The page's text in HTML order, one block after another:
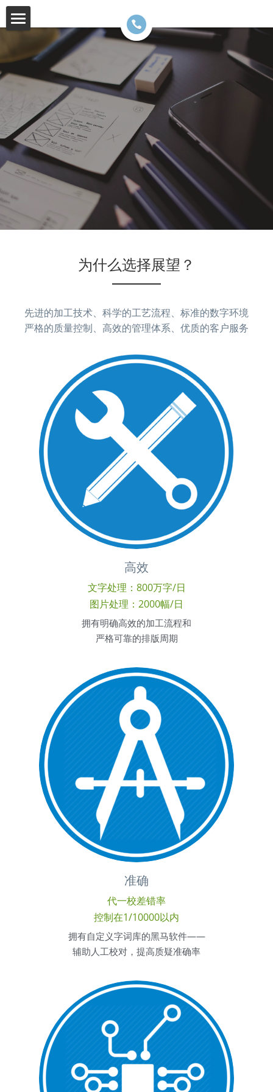
首页
郑重声明
为什么选择展望
展望的优势
一站式服务
可靠的生产周期
数据加工特点
新客户指南
新闻中心
行业信息
联系我们
为什么选择展望？
先进的加工技术、科学的工艺流程、标准的数字环境
严格的质量控制、高效的管理体系、优质的客户服务
高效
文字处理：800万字/日
图片处理：2000幅/日
拥有明确高效的加工流程和
严格可靠的排版周期
准确
代一校差错率
控制在1/10000以内
拥有自定义字词库的黑马软件——
辅助人工校对，提高质疑准确率